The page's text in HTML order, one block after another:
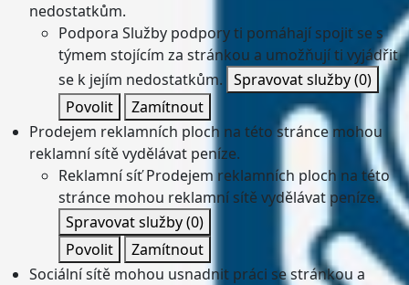
nedostatkům.
Podpora Služby podpory ti pomáhají spojit se s
týmem stojícím za stránkou a umožňují ti vyjádřit
se k jejím nedostatkům. Spravovat služby(0)
Povolit
Zamítnout
Prodejem reklamních ploch na této stránce mohou
reklamní sítě vydělávat peníze.
Reklamní síť Prodejem reklamních ploch na této
stránce mohou reklamní sítě vydělávat peníze.
Spravovat služby(0)
Povolit
Zamítnout
Sociální sítě mohou usnadnit práci se stránkou a